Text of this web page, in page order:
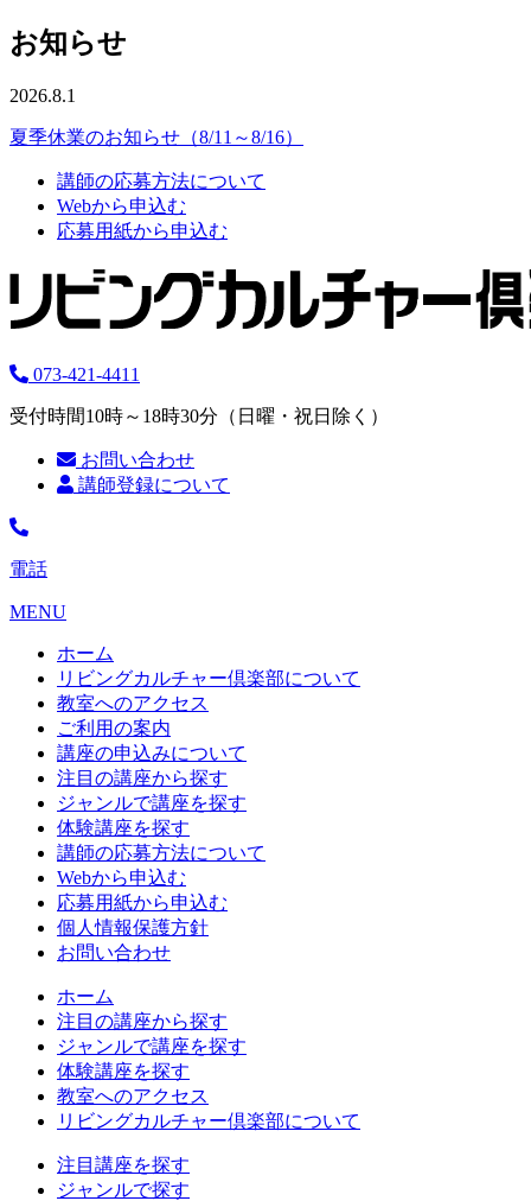
お知らせ
2026.8.1
夏季休業のお知らせ（8/11～8/16）
講師の応募方法について
Webから申込む
応募用紙から申込む
073-421-4411
受付時間10時～18時30分（日曜・祝日除く）
お問い合わせ
講師登録について
電話
MENU
ホーム
リビングカルチャー倶楽部について
教室へのアクセス
ご利用の案内
講座の申込みについて
注目の講座から探す
ジャンルで講座を探す
体験講座を探す
講師の応募方法について
Webから申込む
応募用紙から申込む
個人情報保護方針
お問い合わせ
ホーム
注目の講座から探す
ジャンルで講座を探す
体験講座を探す
教室へのアクセス
リビングカルチャー倶楽部について
注目講座を探す
ジャンルで探す